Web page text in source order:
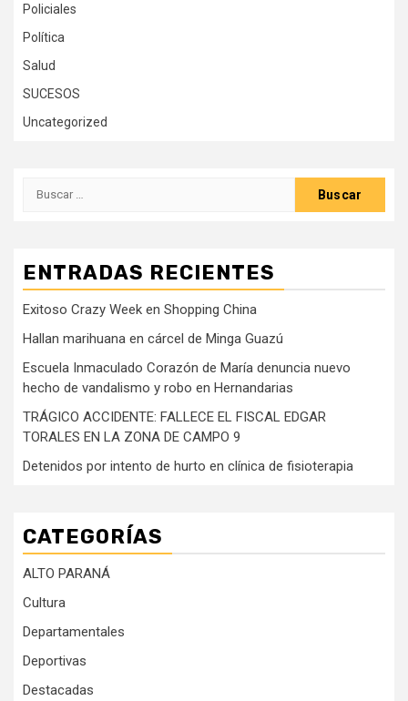
Policiales
Política
Salud
SUCESOS
Uncategorized
Buscar:
ENTRADAS RECIENTES
Exitoso Crazy Week en Shopping China
Hallan marihuana en cárcel de Minga Guazú
Escuela Inmaculado Corazón de María denuncia nuevo
hecho de vandalismo y robo en Hernandarias
TRÁGICO ACCIDENTE: FALLECE EL FISCAL EDGAR
TORALES EN LA ZONA DE CAMPO 9
Detenidos por intento de hurto en clínica de fisioterapia
CATEGORÍAS
ALTO PARANÁ
Cultura
Departamentales
Deportivas
Destacadas